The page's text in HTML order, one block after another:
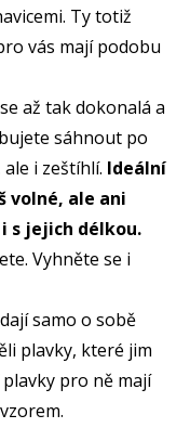
Ty totiž
vás mají podobu
až tak dokonalá a
sáhnout po
i zeštíhlí. Ideální
volné, ale ani
s jejich délkou.
Vyhněte se i
samo o sobě
plavky, které jim
pro ně mají